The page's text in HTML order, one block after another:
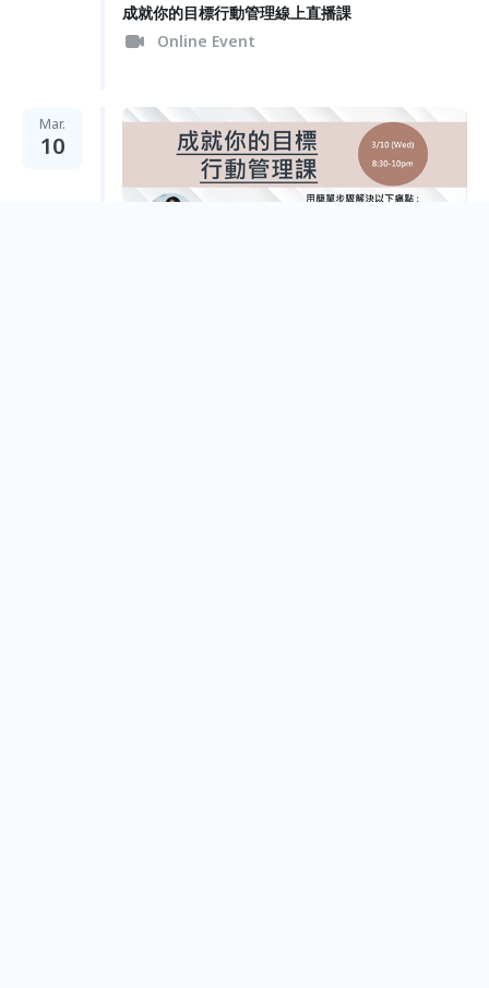
成就你的目標行動管理線上直播課
Online Event
Mar.
10